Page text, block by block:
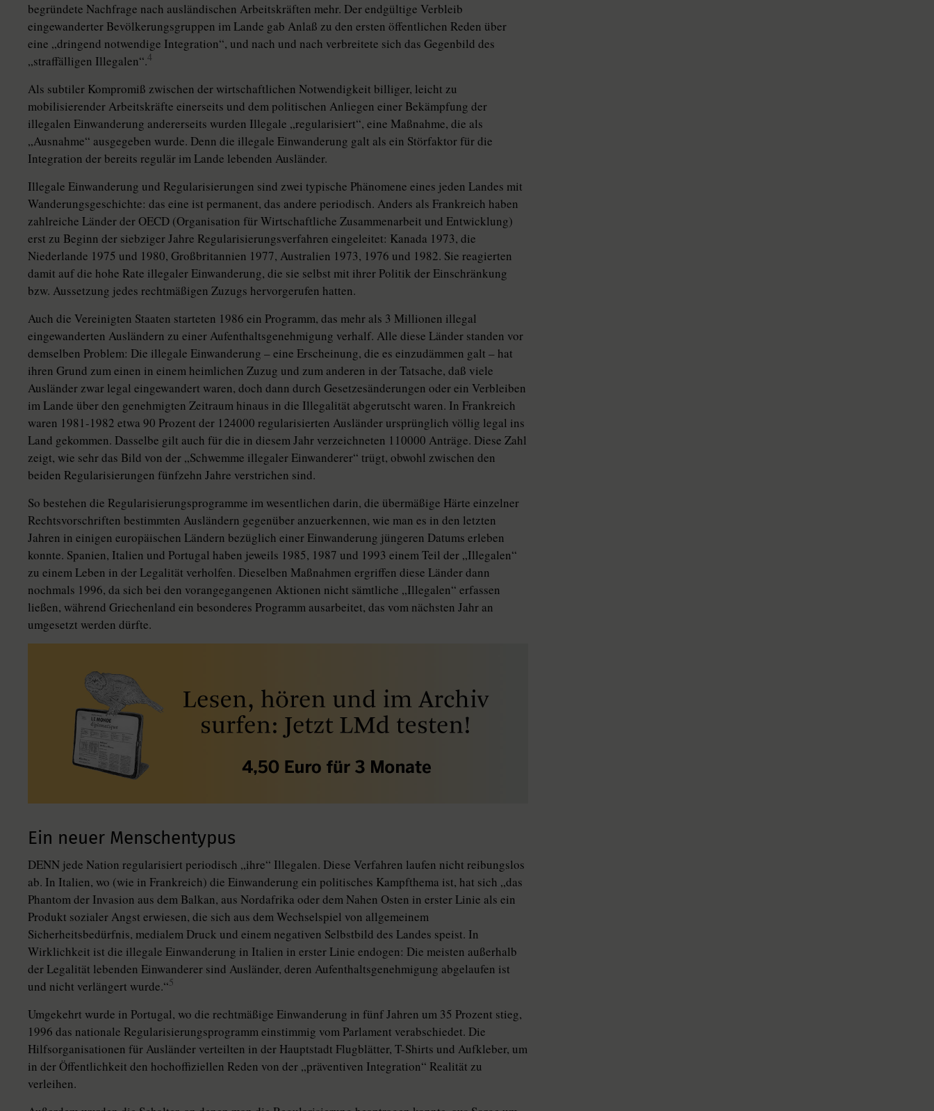
begründete Nachfrage nach ausländischen Arbeitskräften mehr. Der endgültige Verbleib
eingewanderter Bevölkerungsgruppen im Lande gab Anlaß zu den ersten öffentlichen Reden über
eine „dringend notwendige Integration“, und nach und nach verbreitete sich das Gegenbild des
„straffälligen Illegalen“.4
Als subtiler Kompromiß zwischen der wirtschaftlichen Notwendigkeit billiger, leicht zu
mobilisierender Arbeitskräfte einerseits und dem politischen Anliegen einer Bekämpfung der
illegalen Einwanderung andererseits wurden Illegale „regularisiert“, eine Maßnahme, die als
„Ausnahme“ ausgegeben wurde. Denn die illegale Einwanderung galt als ein Störfaktor für die
Integration der bereits regulär im Lande lebenden Ausländer.
Illegale Einwanderung und Regularisierungen sind zwei typische Phänomene eines jeden Landes mit
Wanderungsgeschichte: das eine ist permanent, das andere periodisch. Anders als Frankreich haben
zahlreiche Länder der OECD (Organisation für Wirtschaftliche Zusammenarbeit und Entwicklung)
erst zu Beginn der siebziger Jahre Regularisierungsverfahren eingeleitet: Kanada 1973, die
Niederlande 1975 und 1980, Großbritannien 1977, Australien 1973, 1976 und 1982. Sie reagierten
damit auf die hohe Rate illegaler Einwanderung, die sie selbst mit ihrer Politik der Einschränkung
bzw. Aussetzung jedes rechtmäßigen Zuzugs hervorgerufen hatten.
Auch die Vereinigten Staaten starteten 1986 ein Programm, das mehr als 3 Millionen illegal
eingewanderten Ausländern zu einer Aufenthaltsgenehmigung verhalf. Alle diese Länder standen vor
demselben Problem: Die illegale Einwanderung – eine Erscheinung, die es einzudämmen galt – hat
ihren Grund zum einen in einem heimlichen Zuzug und zum anderen in der Tatsache, daß viele
Ausländer zwar legal eingewandert waren, doch dann durch Gesetzesänderungen oder ein Verbleiben
im Lande über den genehmigten Zeitraum hinaus in die Illegalität abgerutscht waren. In Frankreich
waren 1981-1982 etwa 90 Prozent der 124000 regularisierten Ausländer ursprünglich völlig legal ins
Land gekommen. Dasselbe gilt auch für die in diesem Jahr verzeichneten 110000 Anträge. Diese Zahl
zeigt, wie sehr das Bild von der „Schwemme illegaler Einwanderer“ trügt, obwohl zwischen den
beiden Regularisierungen fünfzehn Jahre verstrichen sind.
So bestehen die Regularisierungsprogramme im wesentlichen darin, die übermäßige Härte einzelner
Rechtsvorschriften bestimmten Ausländern gegenüber anzuerkennen, wie man es in den letzten
Jahren in einigen europäischen Ländern bezüglich einer Einwanderung jüngeren Datums erleben
konnte. Spanien, Italien und Portugal haben jeweils 1985, 1987 und 1993 einem Teil der „Illegalen“
zu einem Leben in der Legalität verholfen. Dieselben Maßnahmen ergriffen diese Länder dann
nochmals 1996, da sich bei den vorangegangenen Aktionen nicht sämtliche „Illegalen“ erfassen
ließen, während Griechenland ein besonderes Programm ausarbeitet, das vom nächsten Jahr an
umgesetzt werden dürfte.
Ein neuer Menschentypus
DENN jede Nation regularisiert periodisch „ihre“ Illegalen. Diese Verfahren laufen nicht reibungslos
ab. In Italien, wo (wie in Frankreich) die Einwanderung ein politisches Kampfthema ist, hat sich „das
Phantom der Invasion aus dem Balkan, aus Nordafrika oder dem Nahen Osten in erster Linie als ein
Produkt sozialer Angst erwiesen, die sich aus dem Wechselspiel von allgemeinem
Sicherheitsbedürfnis, medialem Druck und einem negativen Selbstbild des Landes speist. In
Wirklichkeit ist die illegale Einwanderung in Italien in erster Linie endogen: Die meisten außerhalb
der Legalität lebenden Einwanderer sind Ausländer, deren Aufenthaltsgenehmigung abgelaufen ist
und nicht verlängert wurde.“5
Umgekehrt wurde in Portugal, wo die rechtmäßige Einwanderung in fünf Jahren um 35 Prozent stieg,
1996 das nationale Regularisierungsprogramm einstimmig vom Parlament verabschiedet. Die
Hilfsorganisationen für Ausländer verteilten in der Hauptstadt Flugblätter, T-Shirts und Aufkleber, um
in der Öffentlichkeit den hochoffiziellen Reden von der „präventiven Integration“ Realität zu
verleihen.